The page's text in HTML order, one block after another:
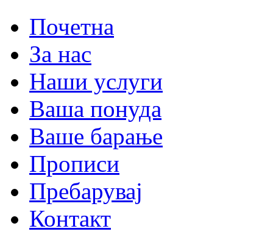
Почетна
За нас
Наши услуги
Ваша понуда
Ваше барање
Прописи
Пребарувај
Контакт